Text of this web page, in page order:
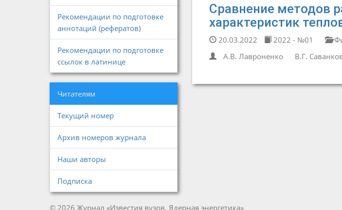
Рекомендации по подготовке
аннотаций (рефератов)
Рекомендации по подготовке
ссылок в латинице
Читателям
Текущий номер
Архив номеров журнала
Наши авторы
Подписка
Сравнение методов
характеристик
20.03.2022 2022 - №01
А.В. Лавроненко
В.Г.
© 2026 Журнал «Известия вузов. Ядерная энергетика»